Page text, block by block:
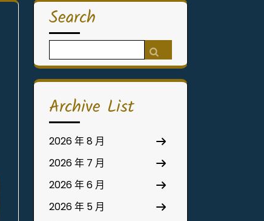
Search
for:
Archive List
2026 年 8 月
2026 年 7 月
2026 年 6 月
2026 年 5 月